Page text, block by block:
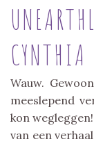
CYNTHIA
Wauw.
meeslepend
kon
van een